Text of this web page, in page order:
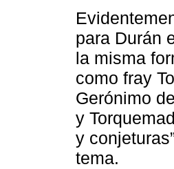
para Durán
la misma
como fray
Gerónimo
y
y
tema.